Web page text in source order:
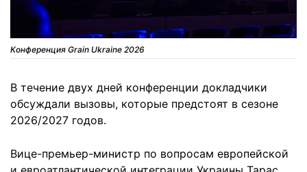
Конференция Grain Ukraine 2026
В течение двух дней конференции докладчики
обсуждали вызовы, которые предстоят в сезоне
2026/2027 годов.
Вице-премьер-министр по вопросам европейской